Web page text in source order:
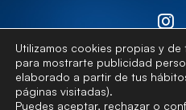
Utilizamos cookies propias y
para mostrarte publicidad
elaborado a partir de tus
páginas visitadas).
Puedes aceptar, rechazar o